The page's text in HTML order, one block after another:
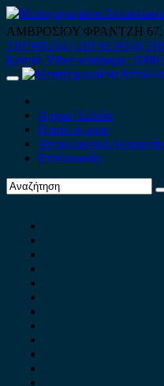
Skip
to
content
ΑΜΒΡΟΣΙΟΥ ΦΡΑΝΤΖΗ
210 9012444 210 9239148
Κινητό-Viber-whatsapp :
Primary
Αρχική Σελίδα
Ποιοί είμαστε
Ανταλλακτικά
Επικοινωνία